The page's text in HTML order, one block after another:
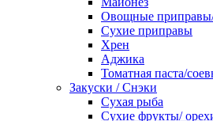
Овощные
Сухие приправы
Хрен
Аджика
Томатная паста/
Закуски / Снэки
Сухая рыба
Сухие фрукты/